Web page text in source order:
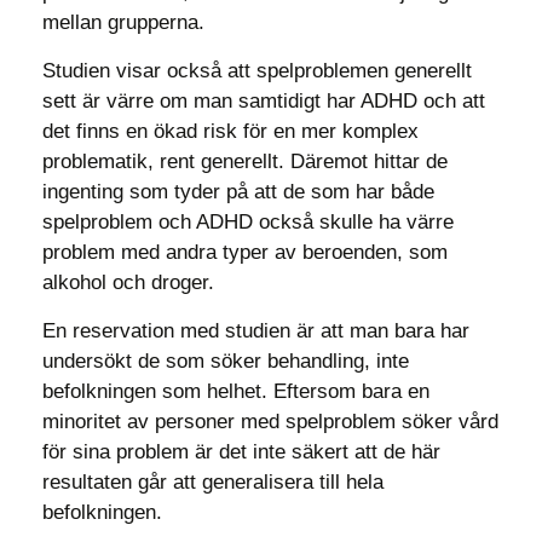
mellan grupperna.
Studien visar också att spelproblemen generellt
sett är värre om man samtidigt har ADHD och att
det finns en ökad risk för en mer komplex
problematik, rent generellt. Däremot hittar de
ingenting som tyder på att de som har både
spelproblem och ADHD också skulle ha värre
problem med andra typer av beroenden, som
alkohol och droger.
En reservation med studien är att man bara har
undersökt de som söker behandling, inte
befolkningen som helhet. Eftersom bara en
minoritet av personer med spelproblem söker vård
för sina problem är det inte säkert att de här
resultaten går att generalisera till hela
befolkningen.